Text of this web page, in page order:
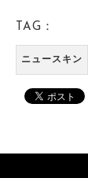
TAG：
ニュースキン